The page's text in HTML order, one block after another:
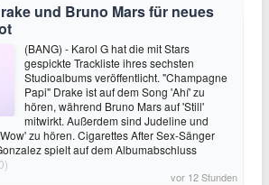
und Bruno Mars für neues
(BANG) - Karol G hat die mit Stars
gespickte Trackliste ihres sechsten
Studioalbums veröffentlicht. "Champagne
Papi" Drake ist auf dem Song 'Ahí' zu
hören, während Bruno Mars auf 'Still'
mitwirkt. Außerdem sind Judeline und
zu hören. Cigarettes After Sex-Sänger
spielt auf dem Albumabschluss
vor 12 Stunden